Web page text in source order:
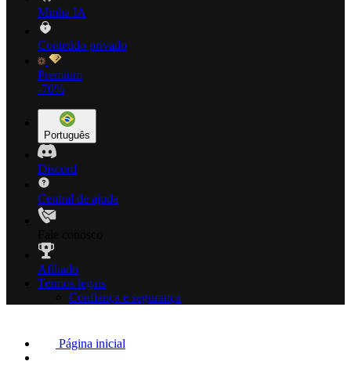
Minha IA
Conteúdo privado
Premium
-70%
Português
Discord
Central de ajuda
Afiliado
Termos legais
Confiança e segurança
Página inicial